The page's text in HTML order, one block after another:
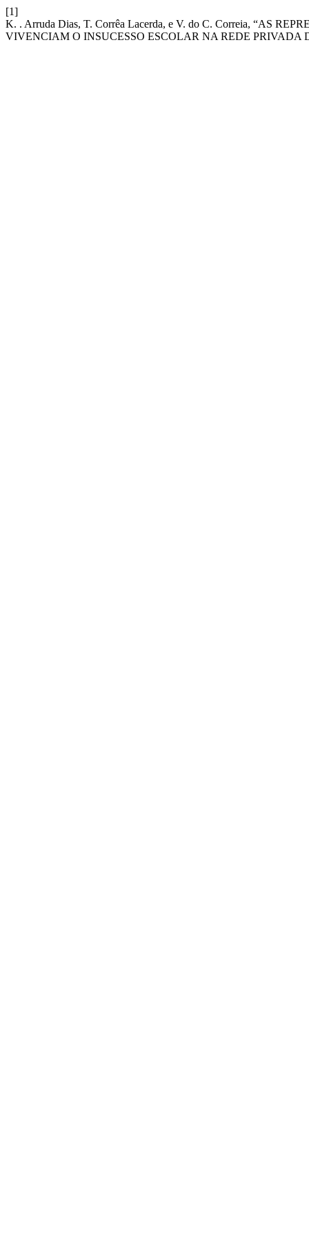
[1]
K. . Arruda Dias, T. Corrêa Lacerda, e V. do C. Correia, “AS
VIVENCIAM O INSUCESSO ESCOLAR NA REDE PRIVADA